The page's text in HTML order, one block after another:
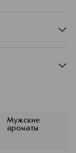
в 1996
в Афинах.
— создание
Мужские
ароматы